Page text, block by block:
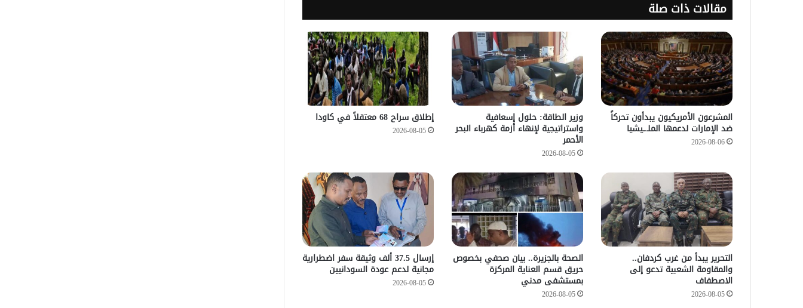
مقالات ذات صلة
المشرعون الأمريكيون يبدأون تحركاً
ضد الإمارات لدعمها الملـ.ـيشيا
2026-08-06
وزير الطاقة: حلول إسعافية
واستراتيجية لإنهاء أزمة كهرباء البحر
الأحمر
2026-08-05
إطلاق سراح 68 معتقلاً في كاودا
2026-08-05
التحرير يبدأ من غرب كردفان..
والمقاومة الشعبية تدعو إلى
الاصطفاف
2026-08-05
الصحة بالجزيرة.. بيان صحفي بخصوص
حريق قسم العناية المركزة
بمستشفى مدني
2026-08-05
إرسال 37.5 ألف وثيقة سفر اضطرارية
مجانية لدعم عودة السودانيين
2026-08-05